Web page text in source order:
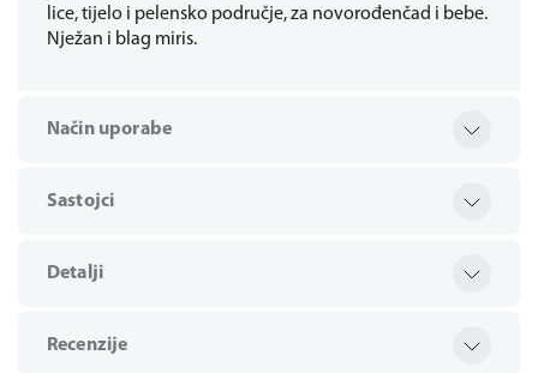
lice, tijelo i pelensko područje, za novorođenčad i bebe.
Nježan i blag miris.
Način uporabe
Sastojci
Detalji
Recenzije